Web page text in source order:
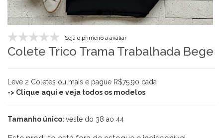
Seja o primeiro a avaliar
Colete Trico Trama Trabalhada Bege
Leve 2 Coletes ou mais e pague R$75,90 cada
-> Clique aqui e veja todos os modelos
Tamanho único: veste do 38 ao 44